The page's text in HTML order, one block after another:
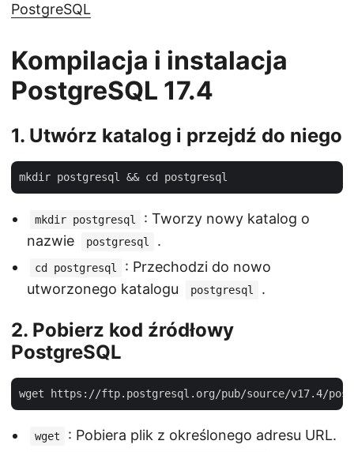
PostgreSQL
Kompilacja i instalacja
PostgreSQL 17.4
1. Utwórz katalog i przejdź do niego
mkdir postgresql
: Tworzy nowy katalog o
nazwie
postgresql .
cd postgresql
: Przechodzi do nowo
utworzonego katalogu
postgresql .
2. Pobierz kod źródłowy
PostgreSQL
wget : Pobiera plik z określonego adresu URL.